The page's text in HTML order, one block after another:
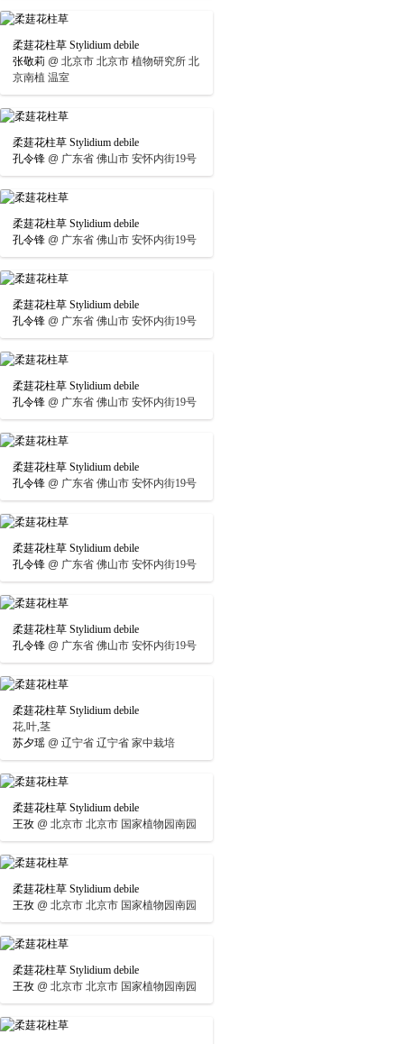
柔莛花柱草 Stylidium debile
张敬莉 @ 北京市 北京市 植物研究所 北
京南植 温室
柔莛花柱草 Stylidium debile
孔令锋 @ 广东省 佛山市 安怀内街19号
柔莛花柱草 Stylidium debile
孔令锋 @ 广东省 佛山市 安怀内街19号
柔莛花柱草 Stylidium debile
孔令锋 @ 广东省 佛山市 安怀内街19号
柔莛花柱草 Stylidium debile
孔令锋 @ 广东省 佛山市 安怀内街19号
柔莛花柱草 Stylidium debile
孔令锋 @ 广东省 佛山市 安怀内街19号
柔莛花柱草 Stylidium debile
孔令锋 @ 广东省 佛山市 安怀内街19号
柔莛花柱草 Stylidium debile
孔令锋 @ 广东省 佛山市 安怀内街19号
柔莛花柱草 Stylidium debile
花,叶,茎
苏夕瑶 @ 辽宁省 辽宁省 家中栽培
柔莛花柱草 Stylidium debile
王孜 @ 北京市 北京市 国家植物园南园
柔莛花柱草 Stylidium debile
王孜 @ 北京市 北京市 国家植物园南园
柔莛花柱草 Stylidium debile
王孜 @ 北京市 北京市 国家植物园南园